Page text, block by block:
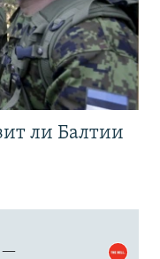
ли Балтии